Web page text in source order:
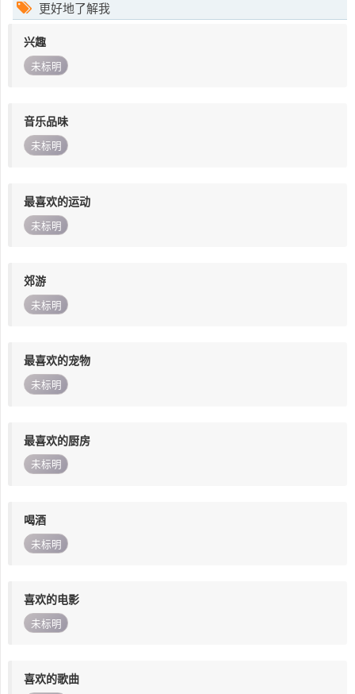
更好地了解我
兴趣
未标明
音乐品味
未标明
最喜欢的运动
未标明
郊游
未标明
最喜欢的宠物
未标明
最喜欢的厨房
未标明
喝酒
未标明
喜欢的电影
未标明
喜欢的歌曲